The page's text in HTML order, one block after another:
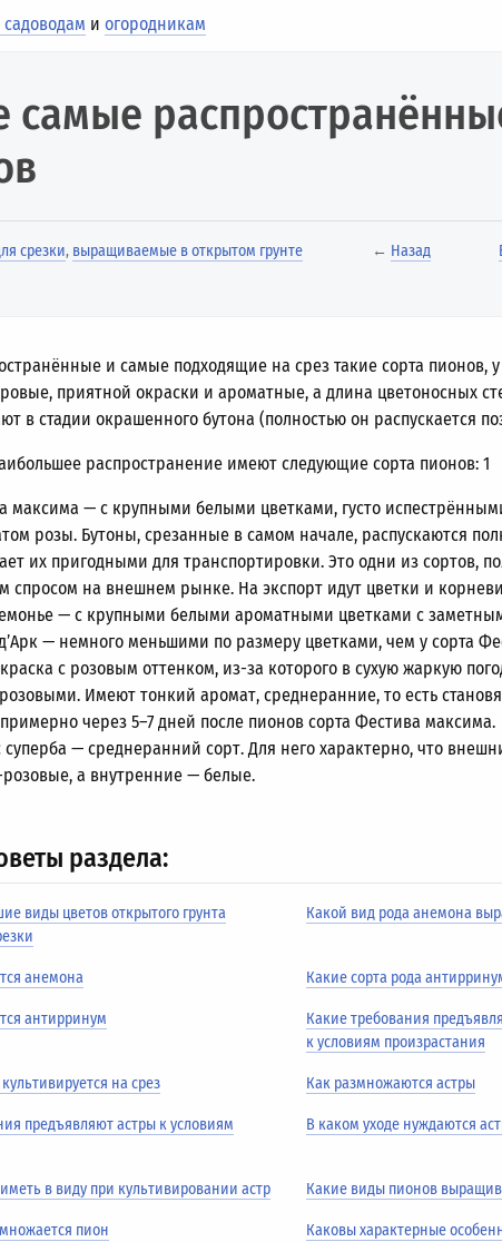
иогородникам
самые
срезки, выращиваемые в открытом грунте ← Назад
и самые подходящие на срез такие сорта пионов,
приятной окраски и ароматные, а длина цветоносных
в стадии окрашенного бутона (полностью он распускается
распространение имеют следующие сорта пионов: 1
максима — с крупными белыми цветками, густо
розы. Бутоны, срезанные в самом начале, распускаются
их пригодными для транспортировки. Это одни из сортов,
спросом на внешнем рынке. На экспорт идут цветки и
— с крупными белыми ароматными цветками с
— немного меньшими по размеру цветками, чем у сорта
с розовым оттенком, из-за которого в сухую жаркую
Имеют тонкий аромат, среднеранние, то есть
через5–7 дней после пионов сорта Фестива максима.
суперба — среднеранний сорт. Для него характерно, что
а внутренние — белые.
раздела:
виды цветов открытого грунта
Какой вид рода анемона
анемона Какие сорта рода
антирринум
Какие требования
к условиям произрастания
на срез Как размножаются астры
предъявляют астры к условиям
В каком уходе нуждаются
в виду при культивировании астр Какие виды пионов
пион Каковы характерные